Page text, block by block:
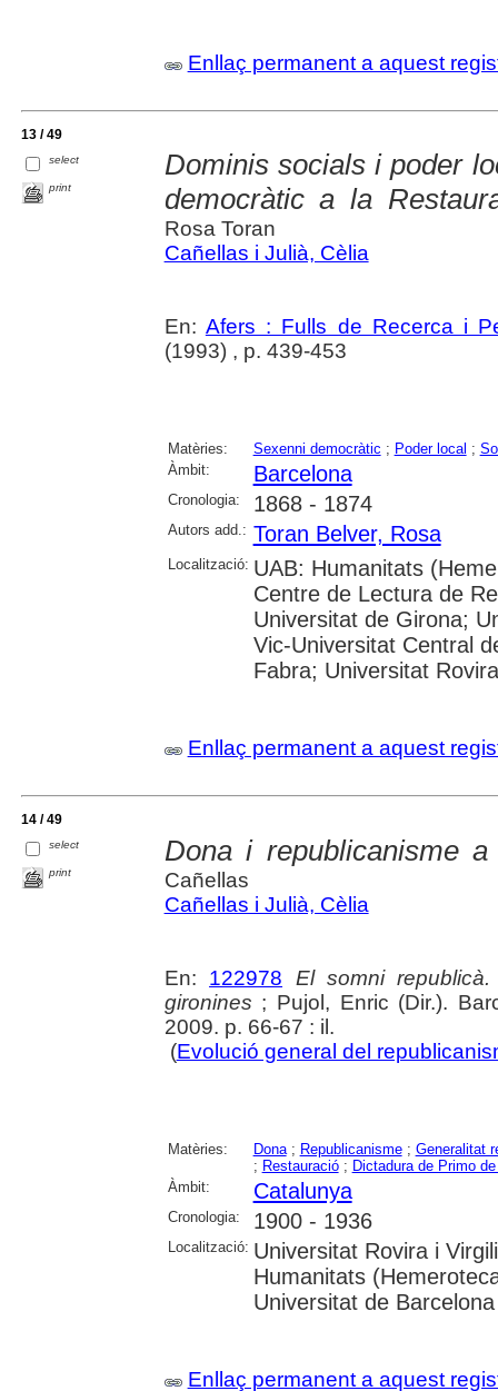
Enllaç permanent a aquest
13 / 49
select
print
Dominis socials i poder
democràtic a la
Rosa Toran
Cañellas i Julià, Cèlia
En: Afers : Fulls de Recerca i
(1993) , p. 439-453
Matèries: Sexenni democràtic ; Poder local ;
Àmbit:
Barcelona
Cronologia: 1868 - 1874
Autors add.: Toran Belver, Rosa
Localització: UAB: Humanitats
Centre de Lectura de
Universitat de Girona;
Vic-Universitat Central
Fabra; Universitat
Enllaç permanent a aquest
14 / 49
select
print
Dona i republicanisme
Cañellas
Cañellas i Julià, Cèlia
En: 122978
El somni
gironines ; Pujol, Enric (Dir.).
2009. p. 66-67 : il.
(Evolució general del
Matèries: Dona; Republicanisme; Generalitat
; Restauració; Dictadura de Primo
Àmbit:
Catalunya
Cronologia: 1900 - 1936
Localització: Universitat Rovira i
Humanitats
Universitat de Barcelona
Enllaç permanent a aquest